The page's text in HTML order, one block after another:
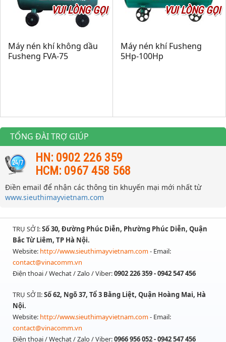
VUI LÒNG GỌI
Máy nén khí không dầu
Fusheng FVA-75
VUI LÒNG GỌI
Máy nén khí Fusheng
5Hp-100Hp
TỔNG ĐÀI TRỢ GIÚP
HN: 0902 226 359
HCM: 0967 458 568
Điền email để nhận các thông tin khuyến mại mới nhất từ
www.sieuthimayvietnam.com
TRỤ SỞ I:Số 30, Đường Phúc Diễn, Phường Phúc Diễn, Quận
Bắc Từ Liêm, TP Hà Nội.
Website: http://www.sieuthimayvietnam.com- Email:
contact@vinacomm.vn
Điện thoai / Wechat / Zalo / Viber:0902 226 359 - 0942 547 456
TRỤ SỞ II:Số 62, Ngõ 37, Tổ 3 Bằng Liệt, Quận Hoàng Mai, Hà
Nội.
Website: http://www.sieuthimayvietnam.com- Email:
contact@vinacomm.vn
Điện thoai / Wechat / Zalo / Viber:0966 956 052 - 0942 547 456